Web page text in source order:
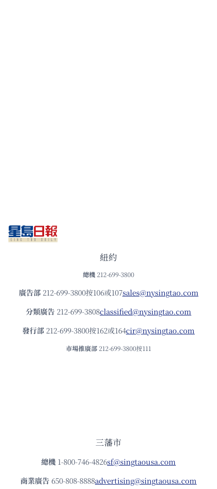
紐約
總機 212-699-3800
廣告部212-699-3800按106或107sales@nysingtao.com
分類廣告 212-699-3808classified@nysingtao.com
發⾏部 212-699-3800按162或164cir@nysingtao.com
市場推廣部 212-699-3800按111
三藩市
總機 1-800-746-4826sf@singtaousa.com
商業廣告 650-808-8888advertising@singtaousa.com